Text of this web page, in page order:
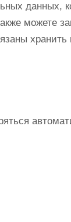
данных,
можете
хранить